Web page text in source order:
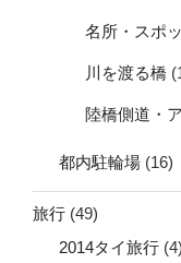
名所・スポ
川を渡る橋
陸橋側道・
都内駐輪場 (16)
旅行 (49)
2014タイ旅行 (4)